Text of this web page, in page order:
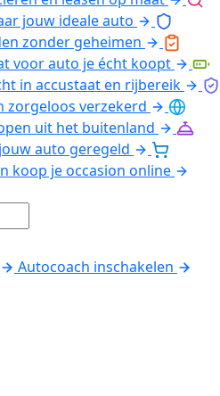
jouw ideale auto
zonder geheimen
voor auto je écht koopt
in accustaat en rijbereik
zorgeloos verzekerd
uit het buitenland
auto geregeld
koop je occasion online
Autocoach inschakelen